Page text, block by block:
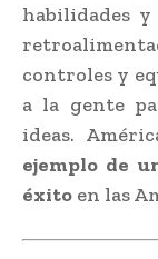
habilidades
controles y
a la gente
ideas.
ejemplo de
éxito en las